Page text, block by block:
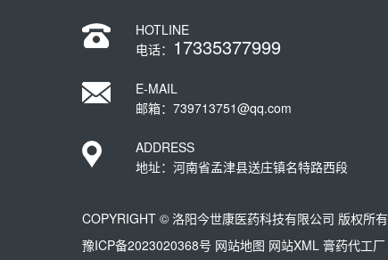
HOTLINE
电话： 17335377999
E-MAIL
邮箱：739713751@qq.com
ADDRESS
地址：河南省孟津县送庄镇名特路西段
COPYRIGHT © 洛阳今世康医药科技有限公司 版权所有
豫ICP备2023020368号 网站地图 网站XML 膏药代工厂